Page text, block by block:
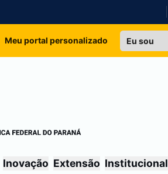
Meu portal personalizado
Inovação Extensão Institucional